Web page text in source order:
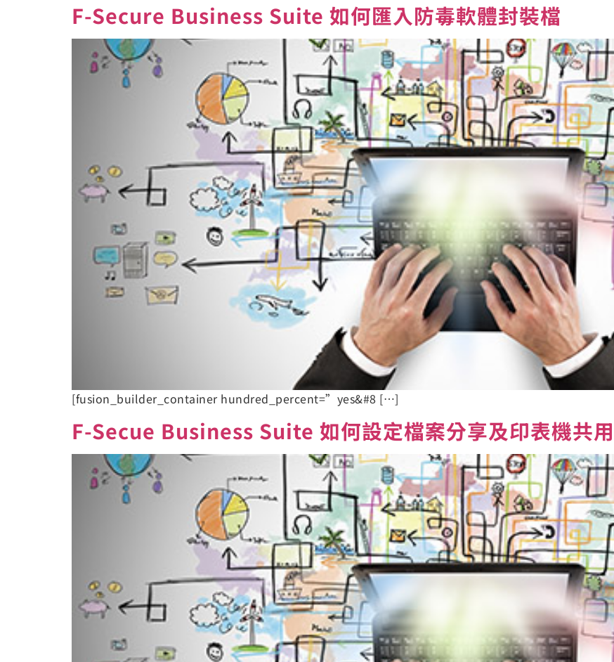
F-Secure Business Suite 如何匯入防毒軟體封裝檔
[fusion_builder_container hundred_percent=”yes&#8 […]
F-Secue Business Suite 如何設定檔案分享及印表機共用